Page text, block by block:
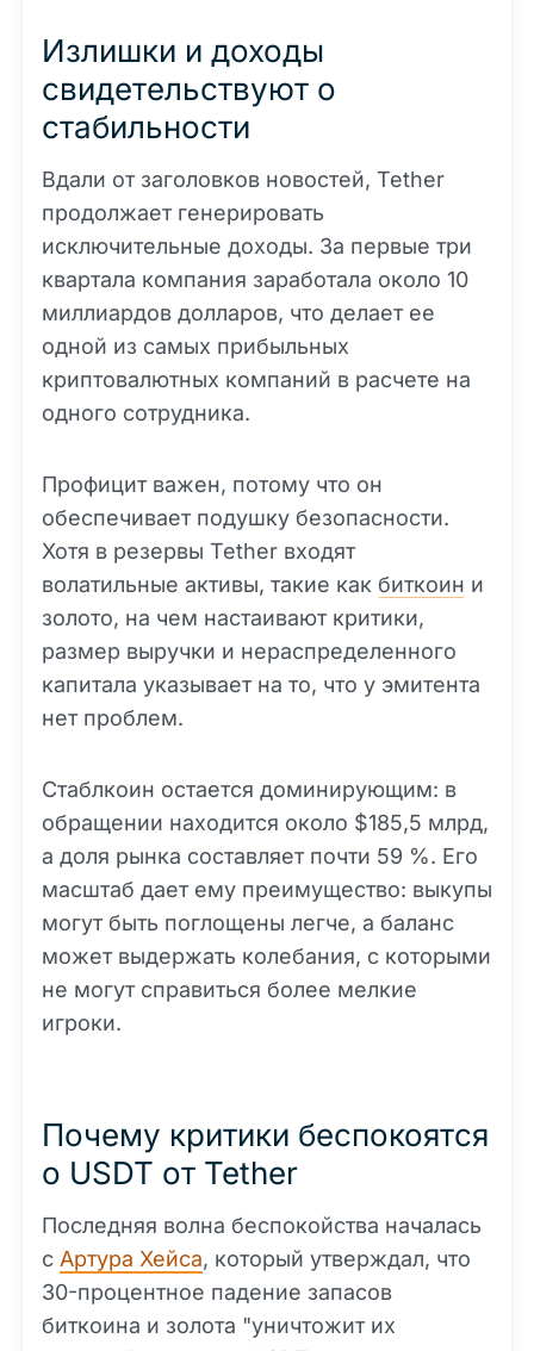
Излишки и доходы
свидетельствуют о
стабильности
Вдали от заголовков новостей, Tether
продолжает генерировать
исключительные доходы. За первые три
квартала компания заработала около 10
миллиардов долларов, что делает ее
одной из самых прибыльных
криптовалютных компаний в расчете на
одного сотрудника.
Профицит важен, потому что он
обеспечивает подушку безопасности.
Хотя в резервы Tether входят
волатильные активы, такие как биткоин и
золото, на чем настаивают критики,
размер выручки и нераспределенного
капитала указывает на то, что у эмитента
нет проблем.
Стаблкоин остается доминирующим: в
обращении находится около $185,5 млрд,
а доля рынка составляет почти 59 %. Его
масштаб дает ему преимущество: выкупы
могут быть поглощены легче, а баланс
может выдержать колебания, с которыми
не могут справиться более мелкие
игроки.
Почему критики беспокоятся
о USDT от Tether
Последняя волна беспокойства началась
с Артура Хейса, который утверждал, что
30-процентное падение запасов
биткоина и золота "уничтожит их